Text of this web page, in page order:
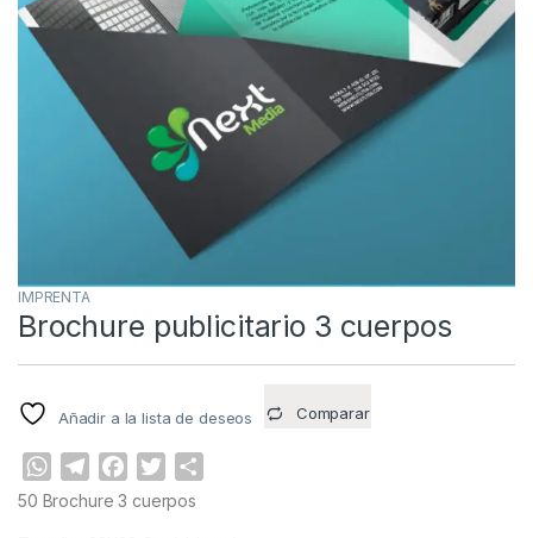
IMPRENTA
Brochure publicitario 3 cuerpos
Añadir a la lista de deseos Comparar
W
h
e
a
w
50 Brochure 3 cuerpos